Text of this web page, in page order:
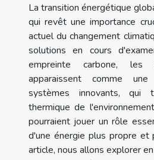
La transition énergétique
qui revêt une importance
actuel du changement
solutions en cours
empreinte carbone, les
apparaissent comme
systèmes innovants, qui
thermique de
pourraient jouer un rôle
d'une énergie plus propre et
article, nous allons explorer